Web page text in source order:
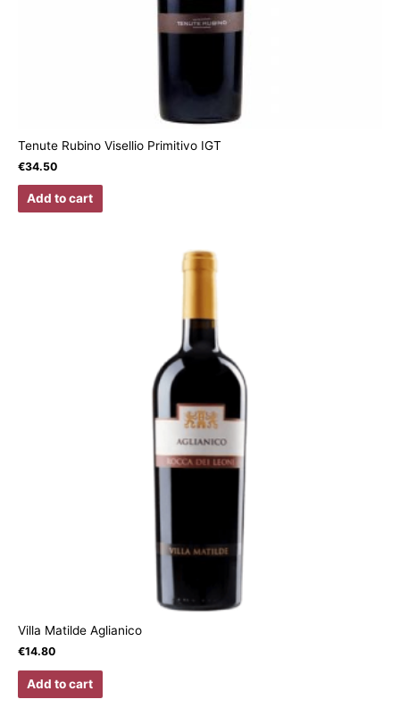
Tenute Rubino Visellio Primitivo IGT
€34.50
Add to cart
Villa Matilde Aglianico
€14.80
Add to cart